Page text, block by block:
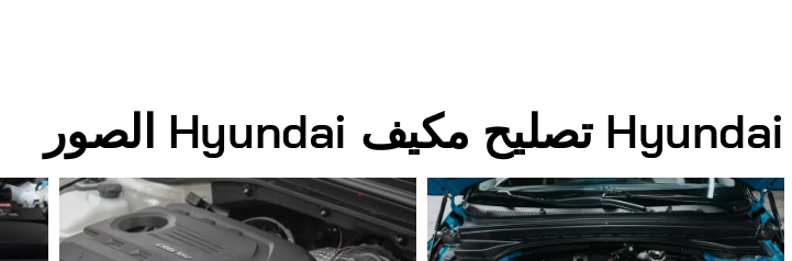
Hyundai تصليح مكيف Hyundai الصور